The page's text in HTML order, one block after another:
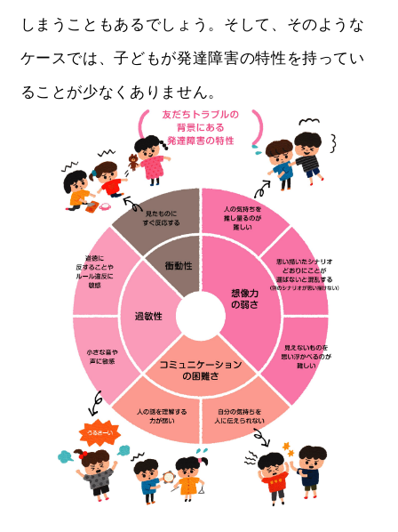
しまうこともあるでしょう。そして、そのような
ケースでは、子どもが発達障害の特性を持ってい
ることが少なくありません。